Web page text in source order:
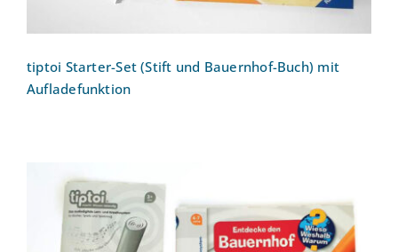
tiptoi Starter-Set (Stift und Bauernhof-Buch) mit
Aufladefunktion